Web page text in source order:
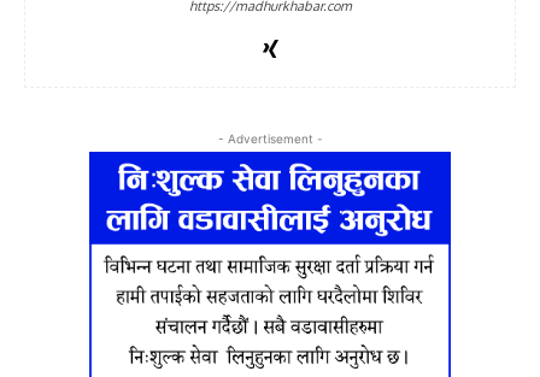
https://madhurkhabar.com
- Advertisement -